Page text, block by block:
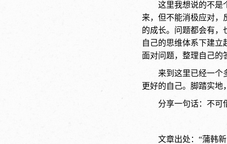
这里我想说的不是
来，但不能消极应对，
的成长。问题都会有，
自己的思维体系下建
面对问题，整理自己的
来到这里已经一个
更好的自己。脚踏实地
分享一句话：不可
文章出处：“蒲韩